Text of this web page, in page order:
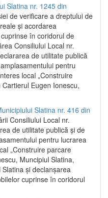
Slatina nr. 1245 din
de verificare a dreptului de
și acordarea
în coridorul de
Consiliului Local nr.
de utilitate publică
pentru
local „Construire
Eugen Ionescu,
Slatina nr. 416 din
Consiliului Local nr.
de utilitate publică și de
pentru lucrarea
„Construire parcare
Muncipiul Slatina,
și declanșarea
cuprinse în coridorul